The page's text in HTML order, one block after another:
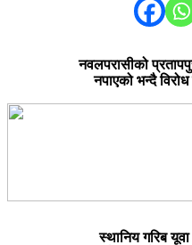
नवलपरासीको
नपाएको भन्दै विरोध
स्थानिय गरिब यूवा